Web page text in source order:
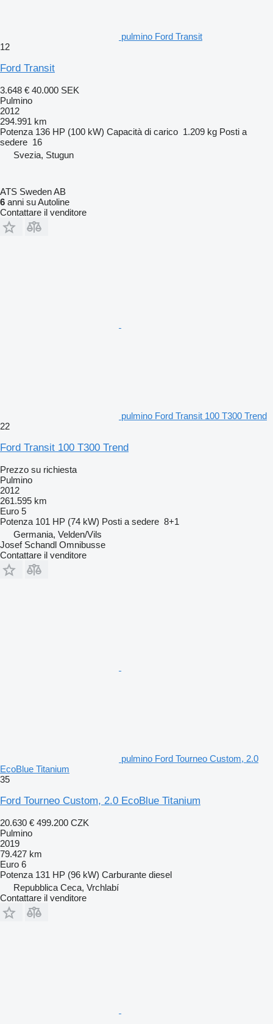
pulmino Ford Transit
12
Ford Transit
3.648 € 40.000 SEK
Pulmino
2012
294.991 km
Potenza 136 HP (100 kW) Capacità di carico 1.209 kg Posti a
sedere 16
Svezia, Stugun
ATS Sweden AB
6 anni su Autoline
Contattare il venditore
pulmino Ford Transit 100 T300 Trend
22
Ford Transit 100 T300 Trend
Prezzo su richiesta
Pulmino
2012
261.595 km
Euro 5
Potenza 101 HP (74 kW) Posti a sedere 8+1
Germania, Velden/Vils
Josef Schandl Omnibusse
Contattare il venditore
pulmino Ford Tourneo Custom, 2.0
EcoBlue Titanium
35
Ford Tourneo Custom, 2.0 EcoBlue Titanium
20.630 € 499.200 CZK
Pulmino
2019
79.427 km
Euro 6
Potenza 131 HP (96 kW) Carburante diesel
Repubblica Ceca, Vrchlabí
Contattare il venditore